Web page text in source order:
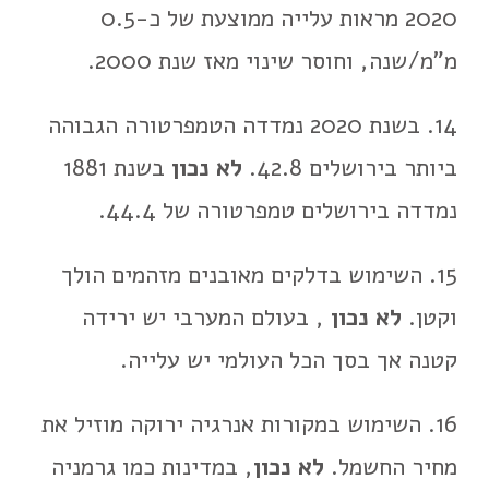
2020 מראות עלייה ממוצעת של כ-0.5
מ"מ/שנה, וחוסר שינוי מאז שנת 2000.
14. בשנת 2020 נמדדה הטמפרטורה הגבוהה
ביותר בירושלים 42.8.
לא נכון
בשנת 1881
נמדדה בירושלים טמפרטורה של 44.4.
15. השימוש בדלקים מאובנים מזהמים הולך
וקטן. לא נכון , בעולם המערבי יש ירידה
קטנה אך בסך הכל העולמי יש עלייה.
16. השימוש במקורות אנרגיה ירוקה מוזיל את
מחיר החשמל. לא נכון, במדינות כמו גרמניה